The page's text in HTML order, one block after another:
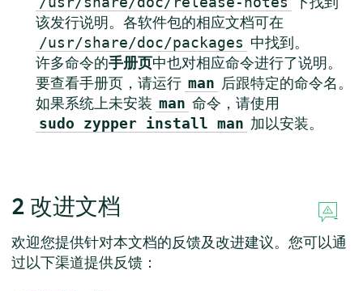
该发行说明。各软件包的相应文档可在
/usr/share/doc/packages 中找到。
许多命令的手册页中也对相应命令进行了说明。
要查看手册页，请运行 man 后跟特定的命令名。
如果系统上未安装 man 命令，请使用
sudo zypper install man 加以安装。
2 改进文档
欢迎您提供针对本文档的反馈及改进建议。您可以通
过以下渠道提供反馈：